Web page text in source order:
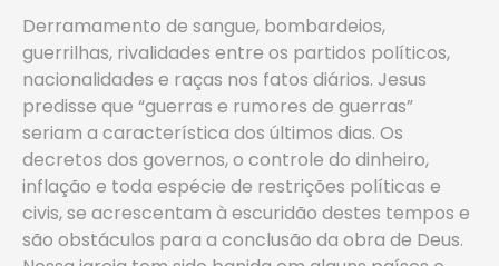
Derramamento de sangue, bombardeios,
guerrilhas, rivalidades entre os partidos políticos,
nacionalidades e raças nos fatos diários. Jesus
predisse que “guerras e rumores de guerras”
seriam a característica dos últimos dias. Os
decretos dos governos, o controle do dinheiro,
inflação e toda espécie de restrições políticas e
civis, se acrescentam à escuridão destes tempos e
são obstáculos para a conclusão da obra de Deus.